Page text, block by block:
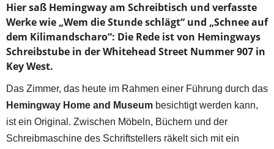
Hier saß Hemingway am Schreibtisch und verfasste
Werke wie „Wem die Stunde schlägt“ und „Schnee auf
dem Kilimandscharo“: Die Rede ist von Hemingways
Schreibstube in der Whitehead Street Nummer 907 in
Key West.
Das Zimmer, das heute im Rahmen einer Führung durch das
Hemingway Home and Museum besichtigt werden kann,
ist ein Original. Zwischen Möbeln, Büchern und der
Schreibmaschine des Schriftstellers räkelt sich mit ein